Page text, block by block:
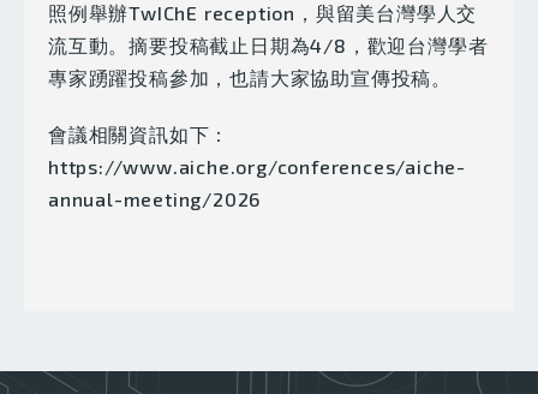
照例舉辦TwIChE reception，與留美台灣學人交
流互動。摘要投稿截止日期為4/8，歡迎台灣學者
專家踴躍投稿參加，也請大家協助宣傳投稿。
會議相關資訊如下：
https://www.aiche.org/conferences/aiche-
annual-meeting/2026